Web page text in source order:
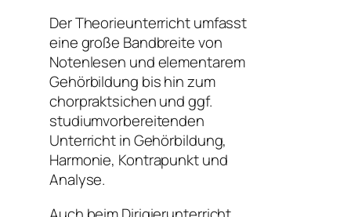
Der Theorieunterricht umfasst
eine große Bandbreite von
Notenlesen und elementarem
Gehörbildung bis hin zum
chorpraktsichen und ggf.
studiumvorbereitenden
Unterricht in Gehörbildung,
Harmonie, Kontrapunkt und
Analyse.